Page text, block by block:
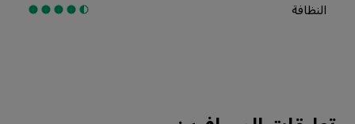
النظافة